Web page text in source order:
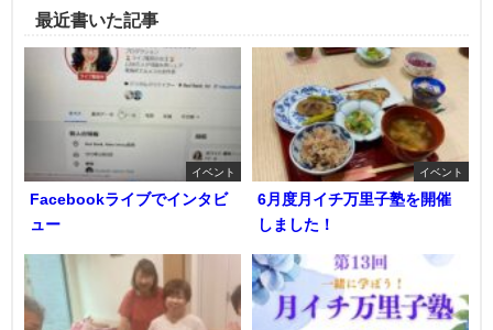
最近書いた記事
イベント
Facebookライブでインタビ
ュー
イベント
6月度月イチ万里子塾を開催
しました！